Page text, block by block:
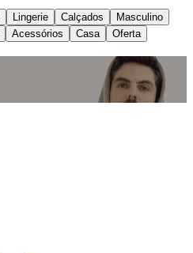
Lingerie Calçados
Masculino
Acessórios Casa Oferta